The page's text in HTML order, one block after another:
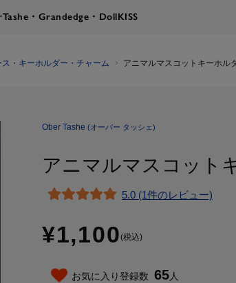
・Grandedge・DollKISS
ス・キーホルダー・チャーム アニマルマスコットキーホル
Ober Tashe (オーバー タッシェ)
アニマルマスコット
5.0 (1件のレビュー)
¥1,100(税込)
お気に入り登録数 65人